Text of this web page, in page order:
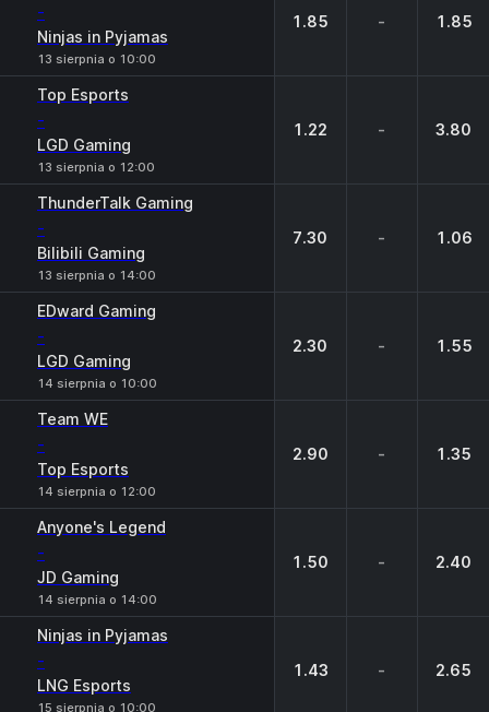
-
Ninjas in Pyjamas
13 sierpnia o 10:00
1.85 - 1.85
Top Esports
-
LGD Gaming
13 sierpnia o 12:00
1.22 - 3.80
ThunderTalk Gaming
-
Bilibili Gaming
13 sierpnia o 14:00
7.30 - 1.06
EDward Gaming
-
LGD Gaming
14 sierpnia o 10:00
2.30 - 1.55
Team WE
-
Top Esports
14 sierpnia o 12:00
2.90 - 1.35
Anyone's Legend
-
JD Gaming
14 sierpnia o 14:00
1.50 - 2.40
Ninjas in Pyjamas
-
LNG Esports
15 sierpnia o 10:00
1.43 - 2.65